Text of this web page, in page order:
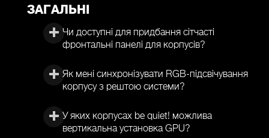
ЗАГАЛЬНІ
Чи доступні для придбання сітчасті
фронтальні панелі для корпусів?
Як мені синхронізувати RGB-підсвічування
корпусу з рештою системи?
У яких корпусах be quiet! можлива
вертикальна установка GPU?